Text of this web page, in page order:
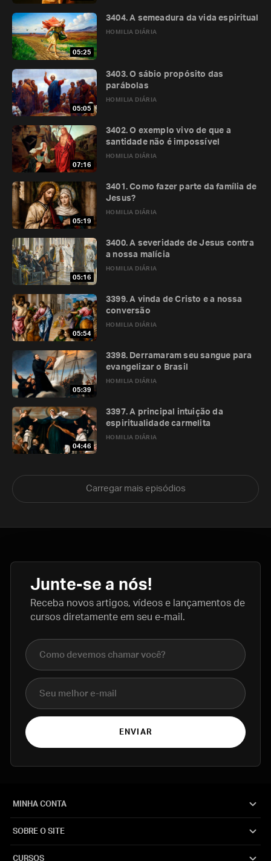
05:25
HOMILIA DIÁRIA
3404. A semeadura da vida espiritual
05:05
HOMILIA DIÁRIA
3403. O sábio propósito das
parábolas
07:16
HOMILIA DIÁRIA
3402. O exemplo vivo de que a
santidade não é impossível
05:19
HOMILIA DIÁRIA
3401. Como fazer parte da família de
Jesus?
05:16
HOMILIA DIÁRIA
3400. A severidade de Jesus contra
a nossa malícia
05:54
HOMILIA DIÁRIA
3399. A vinda de Cristo e a nossa
conversão
05:39
HOMILIA DIÁRIA
3398. Derramaram seu sangue para
evangelizar o Brasil
04:46
HOMILIA DIÁRIA
3397. A principal intuição da
espiritualidade carmelita
Carregar mais episódios
Junte-se a nós!
Receba novos artigos, vídeos e lançamentos de
cursos diretamente em seu e-mail.
Nome completo
E-mail
ENVIAR
MINHA CONTA
SOBRE O SITE
CURSOS